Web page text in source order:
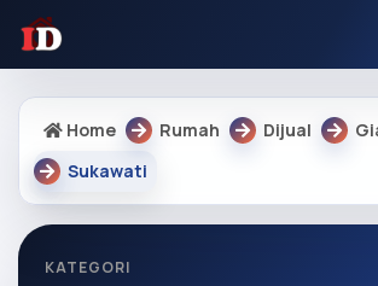
Home Rumah Dijual
Sukawati
KATEGORI